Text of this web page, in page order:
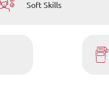
Soft Skills